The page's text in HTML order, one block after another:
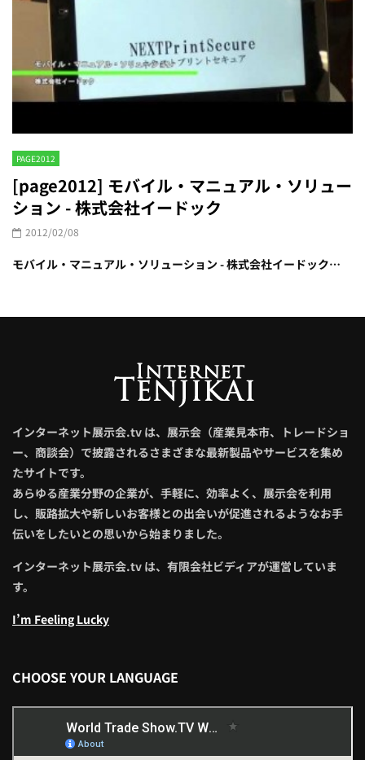
PAGE2012
[page2012] モバイル・マニュアル・ソリュー
ション - 株式会社イードック
2012/02/08
モバイル・マニュアル・ソリューション - 株式会社イードック…
インターネット展示会.tv は、展示会（産業見本市、トレードショ
ー、商談会）で披露されるさまざまな最新製品やサービスを集め
たサイトです。
あらゆる産業分野の企業が、手軽に、効率よく、展示会を利用
し、販路拡大や新しいお客様との出会いが促進されるようなお手
伝いをしたいとの思いから始まりました。
インターネット展示会.tv は、有限会社ビディアが運営していま
す。
I’m Feeling Lucky
CHOOSE YOUR LANGUAGE